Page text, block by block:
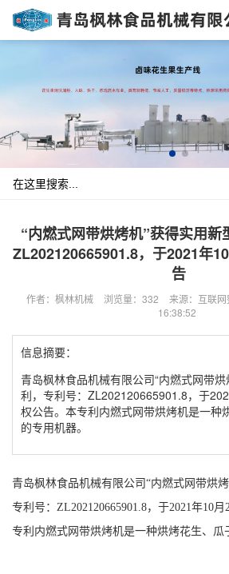
“内燃式网带烘烤机”获得实用新
ZL202120665901.8，于2021年
告
作者：枫林机械 浏览量：332 来源：互联网
16:38:52
信息摘要：
青岛枫林食品机械有限公司“内燃式网带
利，专利号：ZL202120665901.8，于
权公告。本专利内燃式网带烘烤机是一种
的专用机器。
青岛枫林食品机械有限公司 “内燃式网带烘
专利号：ZL202120665901.8，于2021年10月
专利内燃式网带烘烤机是一种烘烤花生、瓜